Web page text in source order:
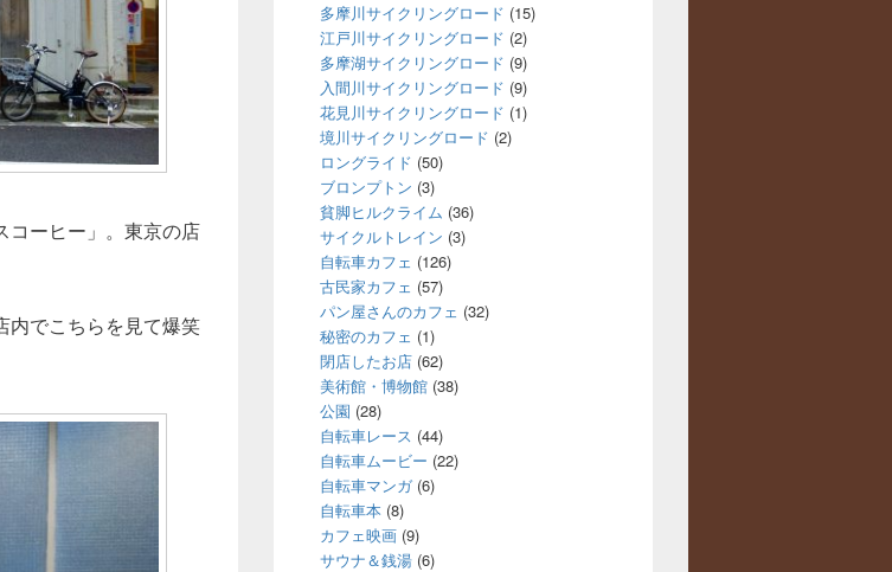
コーヒー」。東京の店
内でこちらを見て爆笑
多摩川サイクリングロード (15)
江戸川サイクリングロード (2)
多摩湖サイクリングロード (9)
入間川サイクリングロード (9)
花見川サイクリングロード (1)
境川サイクリングロード (2)
ロングライド (50)
ブロンプトン (3)
貧脚ヒルクライム (36)
サイクルトレイン (3)
自転車カフェ (126)
古民家カフェ (57)
パン屋さんのカフェ (32)
秘密のカフェ (1)
閉店したお店 (62)
美術館・博物館 (38)
公園 (28)
自転車レース (44)
自転車ムービー (22)
自転車マンガ(6)
自転車本 (8)
カフェ映画 (9)
サウナ＆銭湯 (6)